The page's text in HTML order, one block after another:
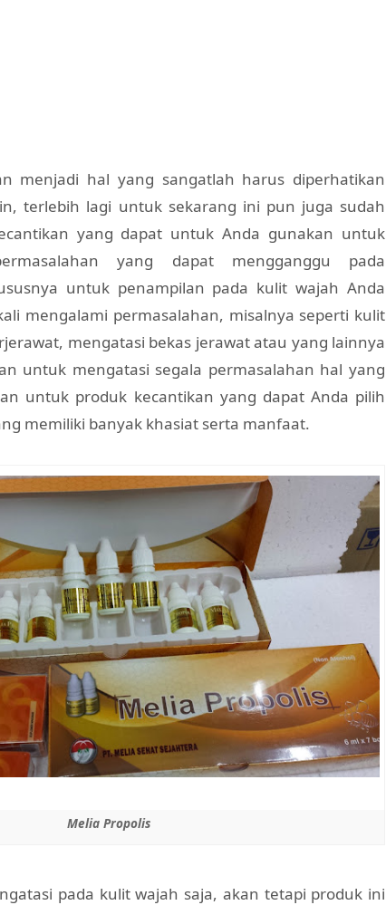
menjadi hal yang sangatlah harus diperhatikan
terlebih lagi untuk sekarang ini pun juga sudah
yang dapat untuk Anda gunakan untuk
yang dapat mengganggu pada
untuk penampilan pada kulit wajah Anda
mengalami permasalahan, misalnya seperti kulit
mengatasi bekas jerawat atau yang lainnya
untuk mengatasi segala permasalahan hal yang
untuk produk kecantikan yang dapat Anda pilih
memiliki banyak khasiat serta manfaat.
Melia Propolis
pada kulit wajah saja, akan tetapi produk ini